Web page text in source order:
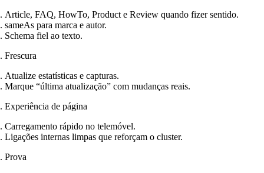
Article, FAQ, HowTo, Product e Review quando fizer sentido.
sameAs para marca e autor.
Schema fiel ao texto.
Frescura
Atualize estatísticas e capturas.
Marque “última atualização” com mudanças reais.
Experiência de página
Carregamento rápido no telemóvel.
Ligações internas limpas que reforçam o cluster.
Prova